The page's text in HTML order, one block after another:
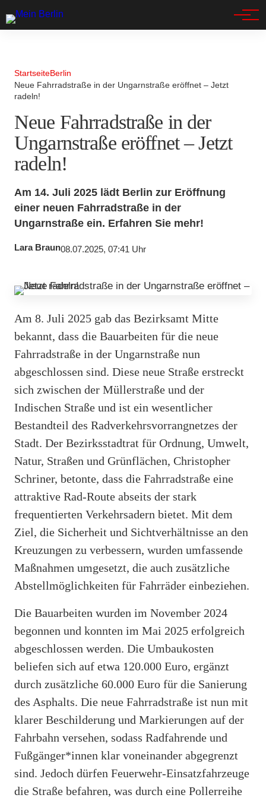
StartseiteBerlin
Neue Fahrradstraße in der Ungarnstraße eröffnet – Jetzt
radeln!
Neue Fahrradstraße in der
Ungarnstraße eröffnet – Jetzt
radeln!
Am 14. Juli 2025 lädt Berlin zur Eröffnung
einer neuen Fahrradstraße in der
Ungarnstraße ein. Erfahren Sie mehr!
Lara Braun08.07.2025, 07:41 Uhr
Am 8. Juli 2025 gab das Bezirksamt Mitte
bekannt, dass die Bauarbeiten für die neue
Fahrradstraße in der Ungarnstraße nun
abgeschlossen sind. Diese neue Straße erstreckt
sich zwischen der Müllerstraße und der
Indischen Straße und ist ein wesentlicher
Bestandteil des Radverkehrsvorrangnetzes der
Stadt. Der Bezirksstadtrat für Ordnung, Umwelt,
Natur, Straßen und Grünflächen, Christopher
Schriner, betonte, dass die Fahrradstraße eine
attraktive Rad-Route abseits der stark
frequentierten Verkehrsadern bietet. Mit dem
Ziel, die Sicherheit und Sichtverhältnisse an den
Kreuzungen zu verbessern, wurden umfassende
Maßnahmen umgesetzt, die auch zusätzliche
Abstellmöglichkeiten für Fahrräder einbeziehen.
Die Bauarbeiten wurden im November 2024
begonnen und konnten im Mai 2025 erfolgreich
abgeschlossen werden. Die Umbaukosten
beliefen sich auf etwa 120.000 Euro, ergänzt
durch zusätzliche 60.000 Euro für die Sanierung
des Asphalts. Die neue Fahrradstraße ist nun mit
klarer Beschilderung und Markierungen auf der
Fahrbahn versehen, sodass Radfahrende und
Fußgänger*innen klar voneinander abgegrenzt
sind. Jedoch dürfen Feuerwehr-Einsatzfahrzeuge
die Straße befahren, was durch eine Pollerreihe